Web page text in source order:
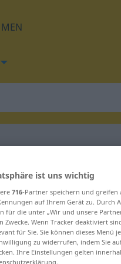
für "Mohn"
ist uns wichtig
716-Partner speichern und greifen
auf Ihrem Gerät zu. Durch
für die unter „Wir und unsere
Zwecke. Wenn Tracker deaktiviert
für Sie. Sie können dieses
zu widerrufen, indem Sie
Ihre Einstellungen gelten